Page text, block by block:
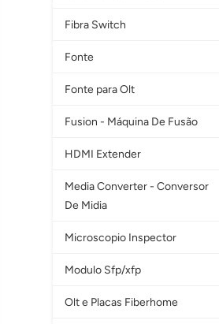
Fibra Switch
Fonte
Fonte para Olt
Fusion - Máquina De Fusão
HDMI Extender
Media Converter - Conversor
De Midia
Microscopio Inspector
Modulo Sfp/xfp
Olt e Placas Fiberhome